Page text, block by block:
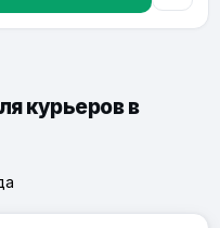
курьеров в